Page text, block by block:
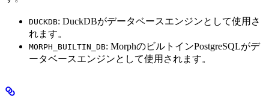
DUCKDB: DuckDBがデータベースエンジンとして使用さ
れます。
MORPH_BUILTIN_DB: MorphのビルトインPostgreSQLがデ
ータベースエンジンとして使用されます。